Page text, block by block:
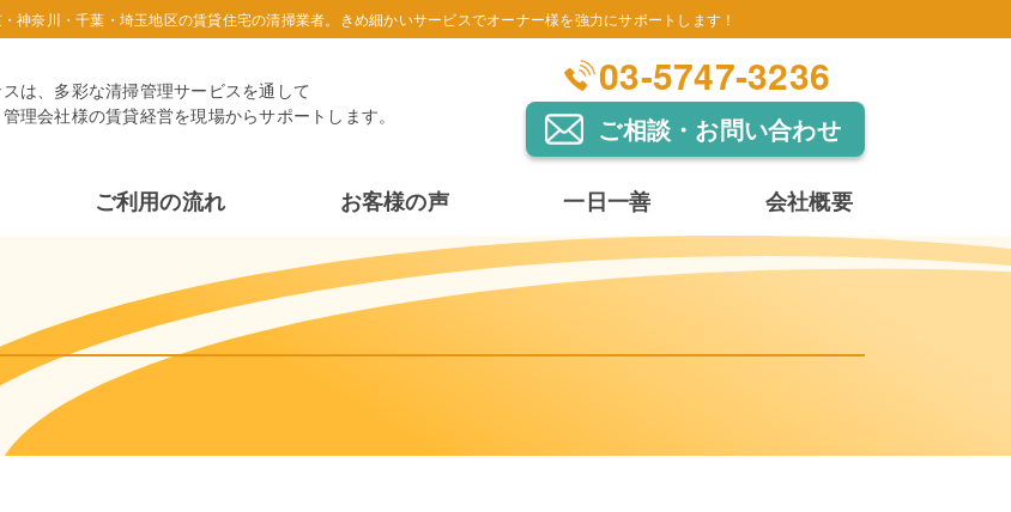
神奈川・千葉・埼玉地区の賃貸住宅の清掃業者。きめ細かいサービスでオーナー様を強力にサポートします！
は、多彩な清掃管理サービスを通して
理会社様の賃貸経営を現場からサポートします。
03-5747-3236
ご相談・お問い合わせ
ご利用の流れ お客様の声 一日一善 会社概要